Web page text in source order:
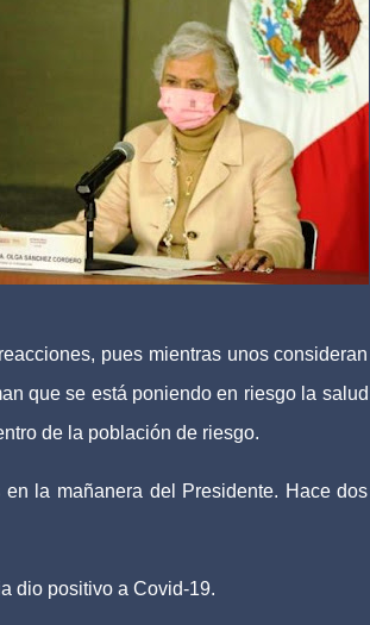
pues mientras unos consideran
que se está poniendo en riesgo la salud
de la población de riesgo.
la mañanera del Presidente. Hace dos
dio positivo a Covid-19.